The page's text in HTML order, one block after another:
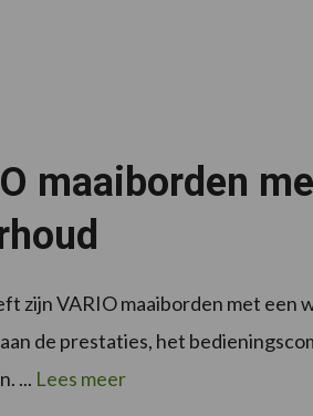
maaiborden
zijn VARIO maaiborden met
de prestaties, het
... Lees meer